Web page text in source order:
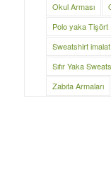
Okul Arması
Polo yaka Tişört
Sweatshirt imalat
Sıfır Yaka
Zabıta Armaları